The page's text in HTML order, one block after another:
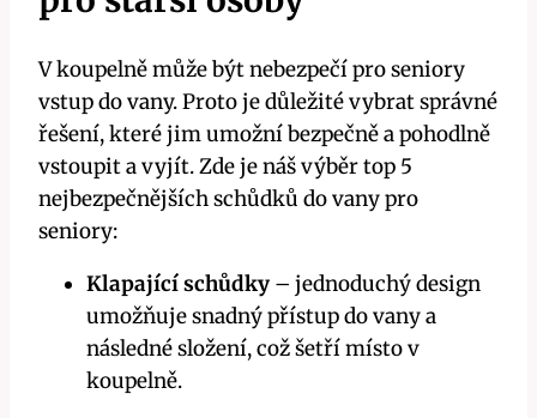
V koupelně může být nebezpečí pro seniory
vstup do vany. Proto je důležité vybrat správné
řešení, které jim umožní bezpečně a pohodlně
vstoupit a vyjít. Zde je náš výběr top 5
nejbezpečnějších schůdků do vany pro
seniory:
Klapající schůdky – jednoduchý design
umožňuje snadný přístup do vany a
následné složení, což šetří místo v
koupelně.